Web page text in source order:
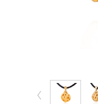
Контакты